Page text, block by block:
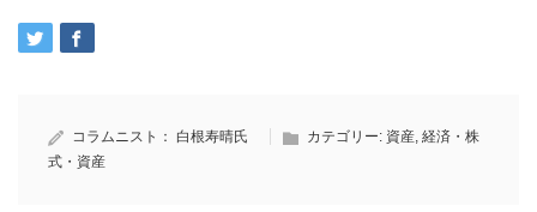
コラムニスト： 白根寿晴氏 カテゴリー: 資産, 経済・株
式・資産